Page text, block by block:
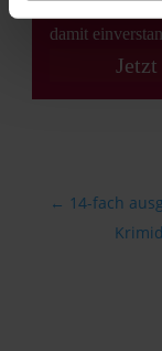
Ich habe
damit
← 14-fach